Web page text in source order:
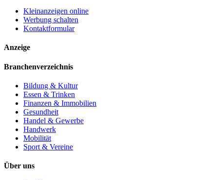
Kleinanzeigen online
Werbung schalten
Kontaktformular
Anzeige
Branchenverzeichnis
Bildung & Kultur
Essen & Trinken
Finanzen & Immobilien
Gesundheit
Handel & Gewerbe
Handwerk
Mobilität
Sport & Vereine
Über uns